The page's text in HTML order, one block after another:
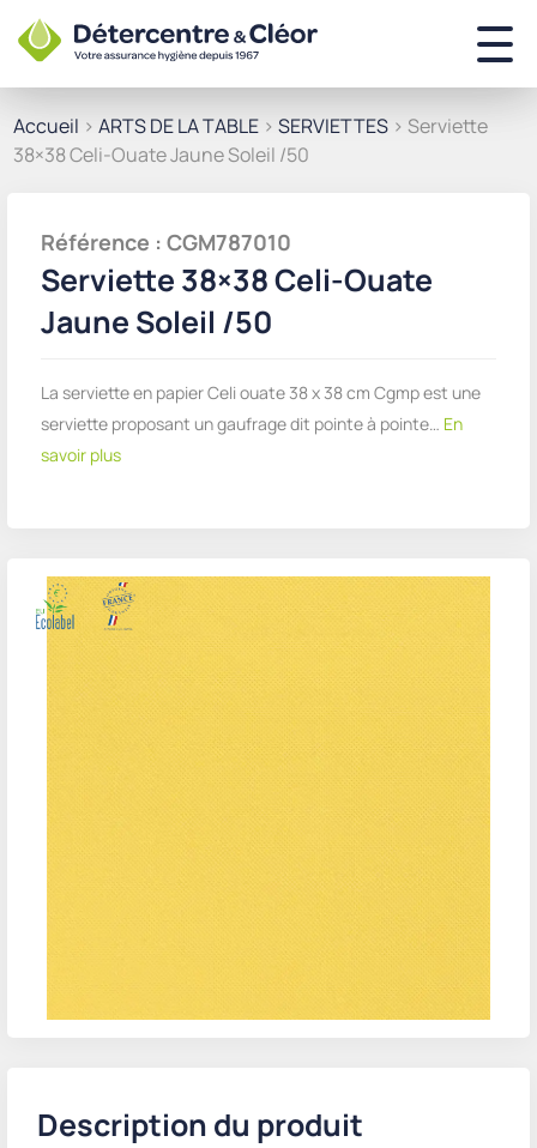
Accueil > ARTS DE LA TABLE > SERVIETTES > Serviette
38×38 Celi-Ouate Jaune Soleil /50
Description du produit
Référence : CGM787010
Serviette 38×38 Celi-Ouate
Jaune Soleil /50
La serviette en papier Celi ouate 38 x 38 cm Cgmp est une
serviette proposant un gaufrage dit pointe à pointe… En
savoir plus